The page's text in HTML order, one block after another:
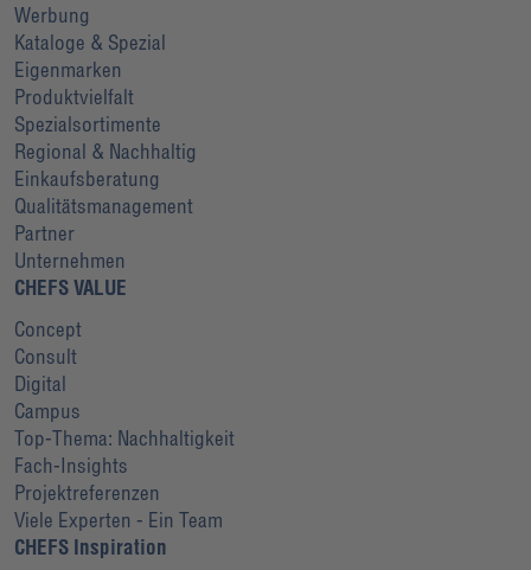
Werbung
Kataloge & Spezial
Eigenmarken
Produktvielfalt
Spezialsortimente
Regional & Nachhaltig
Einkaufsberatung
Qualitätsmanagement
Partner
Unternehmen
CHEFS VALUE
Concept
Consult
Digital
Campus
Top-Thema: Nachhaltigkeit
Fach-Insights
Projektreferenzen
Viele Experten - Ein Team
CHEFS Inspiration